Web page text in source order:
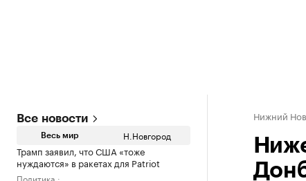
Все новости
Весь мир Н.Новгород
Трамп заявил, что США «тоже
нуждаются» в ракетах для Patriot
Политика
Нижний